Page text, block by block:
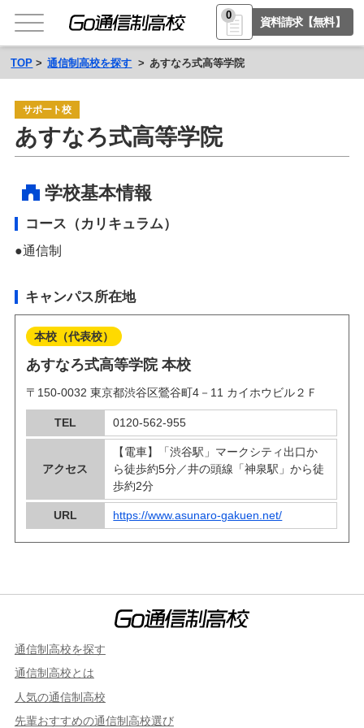
0
資料請求【無料】
TOP 通信制高校を探す あすなろ式高等学院
サポート校
あすなろ式高等学院
学校基本情報
コース（カリキュラム）
通信制
キャンパス所在地
本校（代表校）
あすなろ式高等学院 本校
〒150-0032 東京都渋谷区鶯谷町4－11 カイホウビル２Ｆ
TEL 0120-562-955
アクセス
【電車】「渋谷駅」マークシティ出口か
ら徒歩約5分／井の頭線「神泉駅」から徒
歩約2分
URL https://www.asunaro-gakuen.net/
通信制高校を探す
通信制高校とは
人気の通信制高校
先輩おすすめの通信制高校選び